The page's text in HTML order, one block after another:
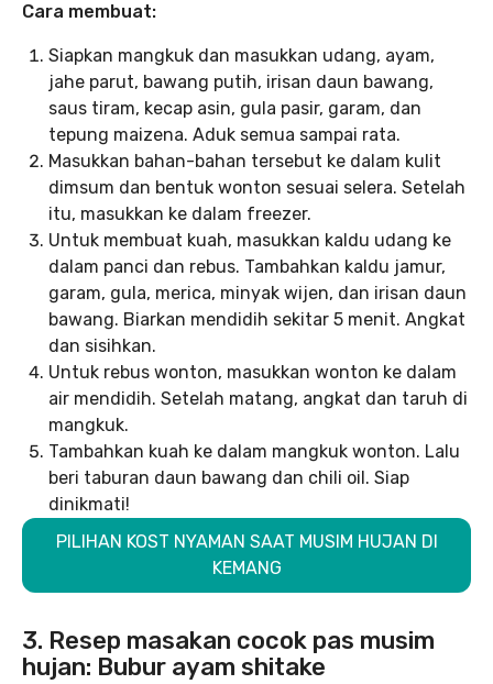
Cara membuat:
Siapkan mangkuk dan masukkan udang, ayam,
jahe parut, bawang putih, irisan daun bawang,
saus tiram, kecap asin, gula pasir, garam, dan
tepung maizena. Aduk semua sampai rata.
Masukkan bahan-bahan tersebut ke dalam kulit
dimsum dan bentuk wonton sesuai selera. Setelah
itu, masukkan ke dalam freezer.
Untuk membuat kuah, masukkan kaldu udang ke
dalam panci dan rebus. Tambahkan kaldu jamur,
garam, gula, merica, minyak wijen, dan irisan daun
bawang. Biarkan mendidih sekitar 5 menit. Angkat
dan sisihkan.
Untuk rebus wonton, masukkan wonton ke dalam
air mendidih. Setelah matang, angkat dan taruh di
mangkuk.
Tambahkan kuah ke dalam mangkuk wonton. Lalu
beri taburan daun bawang dan chili oil. Siap
dinikmati!
PILIHAN KOST NYAMAN SAAT MUSIM HUJAN DI
KEMANG
3. Resep masakan cocok pas musim
hujan: Bubur ayam shitake